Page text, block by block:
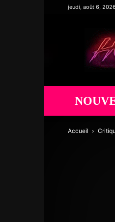
jeudi, août 6,
Accueil